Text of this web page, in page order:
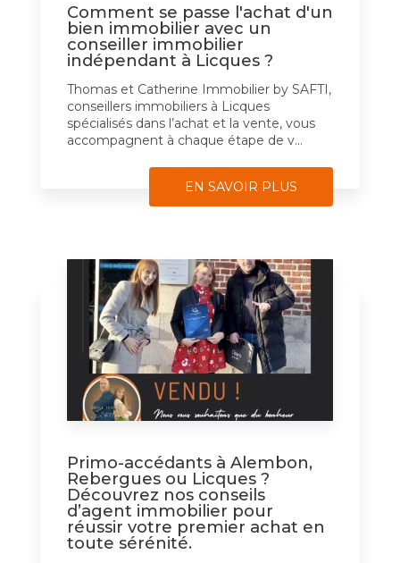
Comment se passe l'achat d'un
bien immobilier avec un
conseiller immobilier
indépendant à Licques ?
Thomas et Catherine Immobilier by SAFTI,
conseillers immobiliers à Licques
spécialisés dans l’achat et la vente, vous
accompagnent à chaque étape de v...
EN SAVOIR PLUS
Primo-accédants à Alembon,
Rebergues ou Licques ?
Découvrez nos conseils
d’agent immobilier pour
réussir votre premier achat en
toute sérénité.